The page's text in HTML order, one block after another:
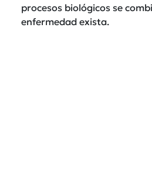
procesos biológicos se
enfermedad exista.